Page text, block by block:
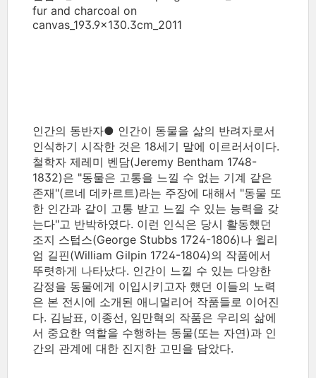
fur and charcoal on
canvas_193.9×130.3cm_2011
인간의 동반자● 인간이 동물을 삶의 반려자로서
인식하기 시작한 것은 18세기 말에 이르러서이다.
철학자 제레미 벤담(Jeremy Bentham 1748-
1832)은 "동물은 고통을 느낄 수 없는 기계 같은
존재"(르네 데카르트)라는 주장에 대해서 "동물 또
한 인간과 같이 고통 받고 느낄 수 있는 능력을 갖
는다"고 반박하였다. 이런 인식은 당시 활동했던
조지 스텁스(George Stubbs 1724-1806)나 윌리
엄 길핀(William Gilpin 1724-1804)의 작품에서
뚜렷하게 나타났다. 인간이 느낄 수 있는 다양한
감정을 동물에게 이입시키고자 했던 이들의 노력
은 본 전시에 소개된 애니멀리어 작품들로 이어진
다. 김남표, 이종선, 임만혁의 작품은 우리의 삶에
서 중요한 역할을 수행하는 동물(또는 자연)과 인
간의 관계에 대한 진지한 고민을 담았다.